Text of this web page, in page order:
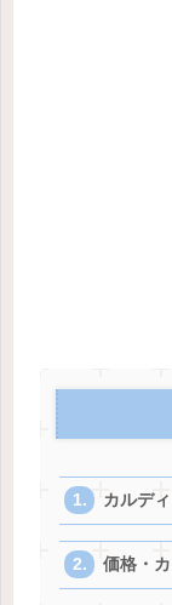
カルデ
価格・